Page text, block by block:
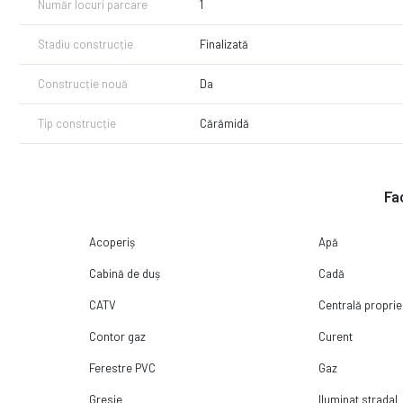
Lasa procesul de achizitie al imobilului mult visat in seama
financiar-bancara si juridica pe tot parcusul acestuia.
Număr locuri parcare 1
Stadiu construcție Finalizată
Construcție nouă Da
Tip construcție Cărămidă
Acoperiș Apă
Cabină de duș Cadă
CATV Centrală proprie
Contor gaz Curent
Ferestre PVC Gaz
Gresie Iluminat stradal